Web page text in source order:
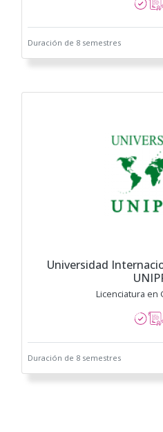
Duración de 8 semestres
Universidad
Licenciatura en
Duración de 8 semestres